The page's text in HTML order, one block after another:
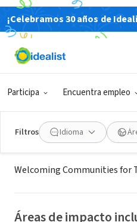
¡Celebramos 30 años de
Participa Encuentra empleo
Filtros Idioma
ORGANIZACIÓN SIN FIN DE
Welcoming
Newcomer Youth
Toronto, ON, Canadá|www.next-
Acerca de
Welcoming Communities for
Áreas de impacto